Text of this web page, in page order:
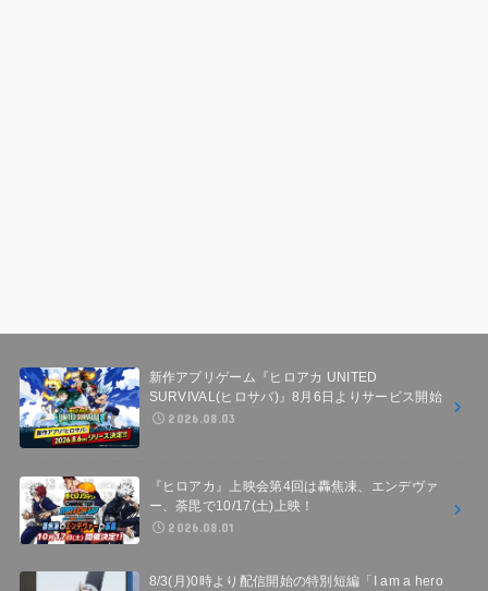
新作アプリゲーム『ヒロアカ UNITED
SURVIVAL(ヒロサバ)』8月6日よりサービス開始
2026.08.03
『ヒロアカ』上映会第4回は轟焦凍、エンデヴァ
ー、荼毘で10/17(土)上映！
2026.08.01
8/3(月)0時より配信開始の特別短編「I am a hero